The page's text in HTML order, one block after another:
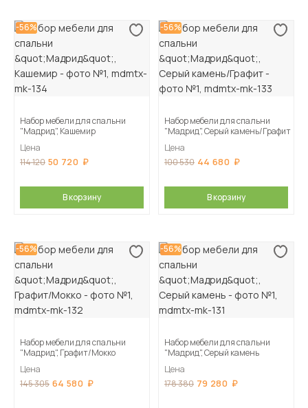
-56%
Набор мебели для спальни
"Мадрид", Кашемир
Цена
114 120 50 720
В корзину
-56%
Набор мебели для спальни
"Мадрид", Серый камень/Графит
Цена
100 530 44 680
В корзину
-56%
Набор мебели для спальни
"Мадрид", Графит/Мокко
Цена
145 305 64 580
-56%
Набор мебели для спальни
"Мадрид", Серый камень
Цена
178 380 79 280